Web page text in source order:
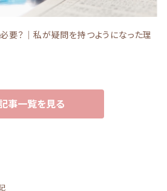
リ）
ン)
要？｜私が疑問を持つようになった理
事一覧を見る